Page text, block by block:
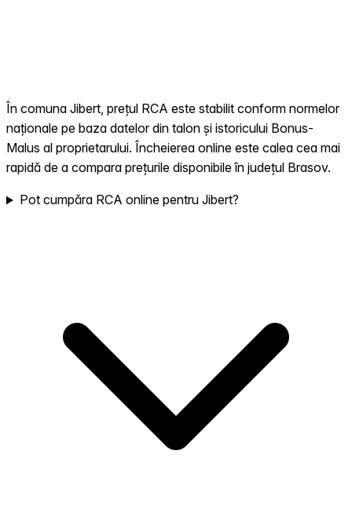
În comuna Jibert, prețul RCA este stabilit conform normelor
naționale pe baza datelor din talon și istoricului Bonus-
Malus al proprietarului. Încheierea online este calea cea mai
rapidă de a compara prețurile disponibile în județul Brasov.
Pot cumpăra RCA online pentru Jibert?